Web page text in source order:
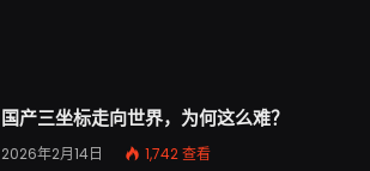
国产三坐标走向世界，为何这么难？
2026年2月14日 1,742查看